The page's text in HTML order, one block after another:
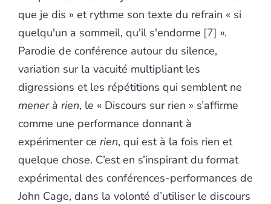
que je dis » et rythme son texte du refrain « si
quelqu'un a sommeil, qu'il s'endorme 7 ».
Parodie de conférence autour du silence,
variation sur la vacuité multipliant les
digressions et les répétitions qui semblent ne
mener à rien, le « Discours sur rien » s’affirme
comme une performance donnant à
expérimenter ce rien, qui est à la fois rien et
quelque chose. C’est en s’inspirant du format
expérimental des conférences-performances de
John Cage, dans la volonté d’utiliser le discours